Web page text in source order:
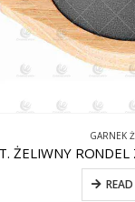
GARNEK
ŻELIWNY